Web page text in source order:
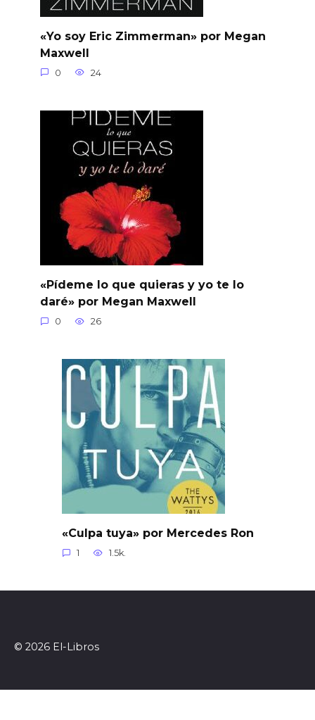
«Yo soy Eric Zimmerman» por Megan
Maxwell
0 24
«Pídeme lo que quieras y yo te lo
daré» por Megan Maxwell
0 26
«Culpa tuya» por Mercedes Ron
1 1.5k.
© 2026 El-Libros